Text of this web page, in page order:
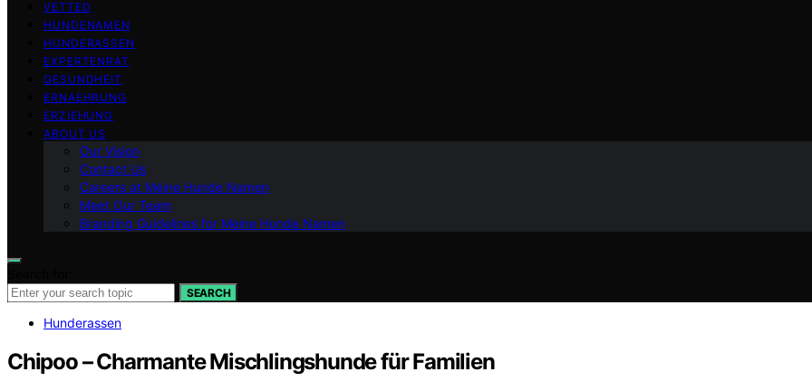
VETTED
HUNDENAMEN
HUNDERASSEN
EXPERTENRAT
GESUNDHEIT
ERNAEHRUNG
ERZIEHUNG
ABOUT US
Our Vision
Contact Us
Careers at Meine Hunde Namen
Meet Our Team
Branding Guidelines for Meine Hunde Namen
SEARCH
Hunderassen
Chipoo – Charmante Mischlingshunde für Familien